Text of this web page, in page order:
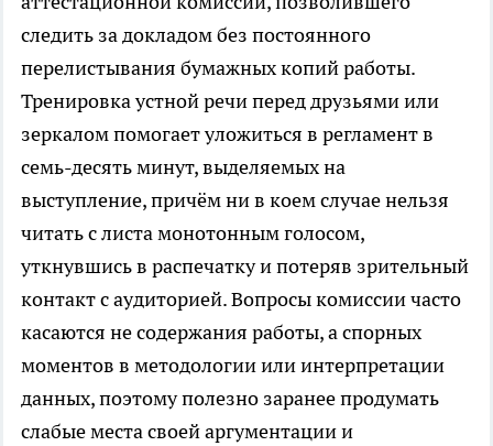
следить за докладом без постоянного
перелистывания бумажных копий работы.
Тренировка устной речи перед друзьями или
зеркалом помогает уложиться в регламент в
семь-десять минут, выделяемых на
выступление, причём ни в коем случае нельзя
читать с листа монотонным голосом,
уткнувшись в распечатку и потеряв зрительный
контакт с аудиторией. Вопросы комиссии часто
касаются не содержания работы, а спорных
моментов в методологии или интерпретации
данных, поэтому полезно заранее продумать
слабые места своей аргументации и